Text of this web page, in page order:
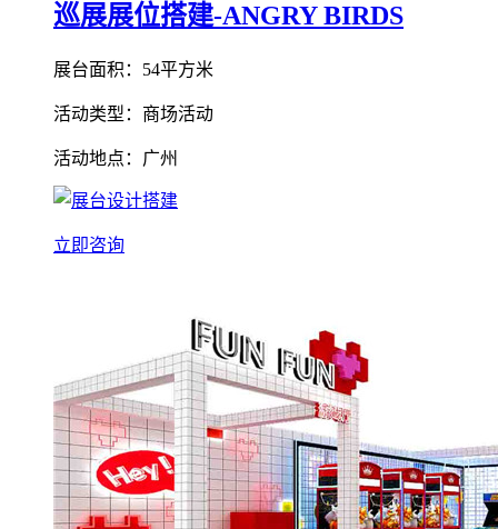
巡展展位搭建-ANGRY BIRDS
展台面积：54平方米
活动类型：商场活动
活动地点：广州
立即咨询